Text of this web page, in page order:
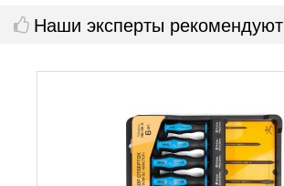
Наши эксперты рекомендуют